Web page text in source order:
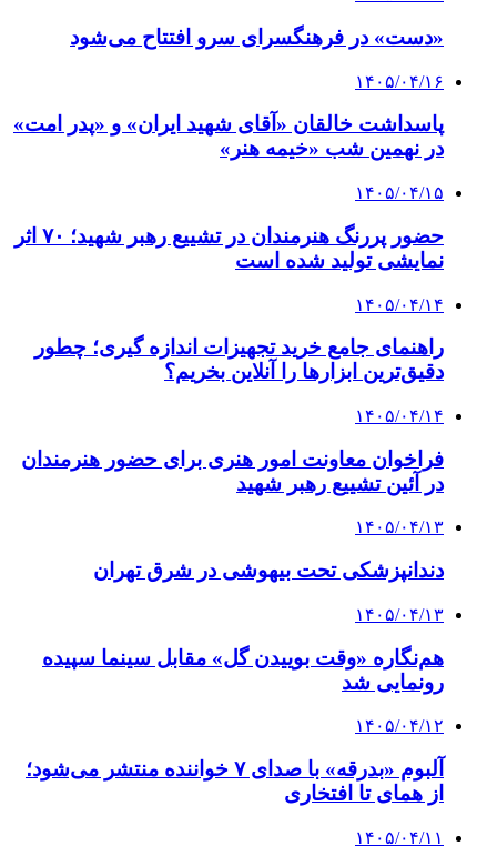
«دست» در فرهنگسرای سرو افتتاح می‌شود
۱۴۰۵/۰۴/۱۶
پاسداشت خالقان «آقای شهید ایران» و «پدر امت»
در نهمین شب «خیمه هنر»
۱۴۰۵/۰۴/۱۵
حضور پررنگ هنرمندان در تشییع رهبر شهید؛ ۷۰ اثر
نمایشی تولید شده است
۱۴۰۵/۰۴/۱۴
راهنمای جامع خرید تجهیزات اندازه گیری؛ چطور
دقیق‌ترین ابزارها را آنلاین بخریم؟
۱۴۰۵/۰۴/۱۴
فراخوان معاونت امور هنری برای حضور هنرمندان
در آئین تشییع رهبر شهید
۱۴۰۵/۰۴/۱۳
دندانپزشکی تحت بیهوشی در شرق تهران
۱۴۰۵/۰۴/۱۳
هم‌نگاره «وقت بوییدن گل» مقابل سینما سپیده
رونمایی شد
۱۴۰۵/۰۴/۱۲
آلبوم «بدرقه» با صدای ۷ خواننده منتشر می‌شود؛
از همای تا افتخاری
۱۴۰۵/۰۴/۱۱